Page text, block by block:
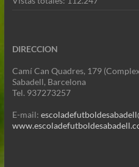
DIRECCION
Camí Can Quadres, 179
Sabadell, Barcelona
Tel. 937273257
E-mail: